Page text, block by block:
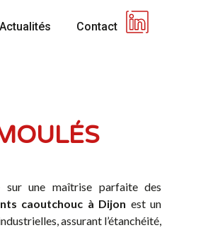
Actualités Contact
sur une maîtrise parfaite des
caoutchouc à Dijon est un
assurant l’étanchéité,